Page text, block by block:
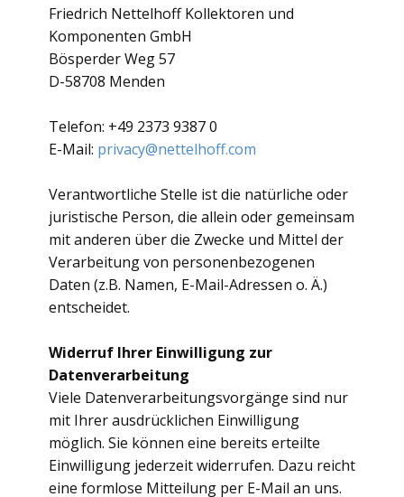
Friedrich Nettelhoff Kollektoren und
Komponenten GmbH
Bösperder Weg 57
D-58708 Menden
Telefon: +49 2373 9387 0
E-Mail: privacy@nettelhoff.com
Verantwortliche Stelle ist die natürliche oder
juristische Person, die allein oder gemeinsam
mit anderen über die Zwecke und Mittel der
Verarbeitung von personenbezogenen
Daten (z.B. Namen, E-Mail-Adressen o. Ä.)
entscheidet.
Widerruf Ihrer Einwilligung zur
Datenverarbeitung
Viele Datenverarbeitungsvorgänge sind nur
mit Ihrer ausdrücklichen Einwilligung
möglich. Sie können eine bereits erteilte
Einwilligung jederzeit widerrufen. Dazu reicht
eine formlose Mitteilung per E-Mail an uns.